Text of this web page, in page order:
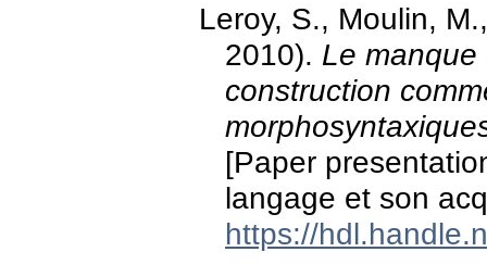
Leroy, S., Moulin,
2010). Le
construction
[Paper
langage et son
https://